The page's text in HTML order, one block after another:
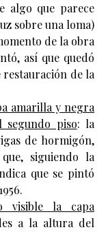
algo que parece
sobre una loma)
de la obra
así que quedó
restauración de la
amarilla y negra
piso: la
de hormigón,
siguiendo la
que se pintó
visible la capa
a la altura del